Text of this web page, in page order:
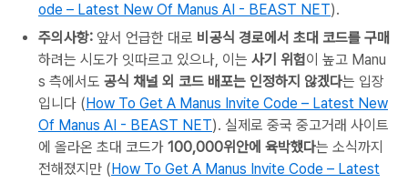
ode – Latest New Of Manus AI - BEAST NET).
주의사항: 앞서 언급한 대로 비공식 경로에서 초대 코드를 구매
하려는 시도가 잇따르고 있으나, 이는 사기 위험이 높고 Manu
s 측에서도 공식 채널 외 코드 배포는 인정하지 않겠다는 입장
입니다 ( How To Get A Manus Invite Code – Latest New
Of Manus AI - BEAST NET). 실제로 중국 중고거래 사이트
에 올라온 초대 코드가 100,000위안에 육박했다는 소식까지
전해졌지만 ( How To Get A Manus Invite Code – Latest